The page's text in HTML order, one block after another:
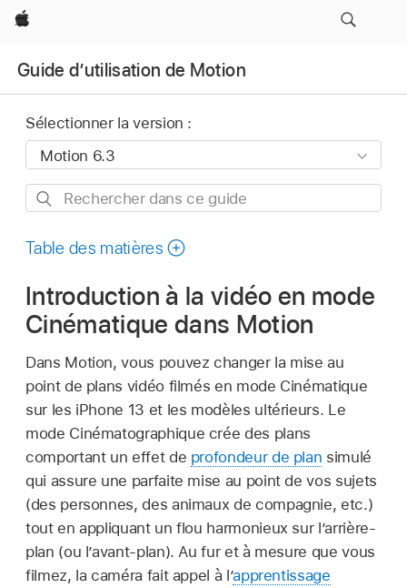
Apple
Guide d’utilisation de Motion
Sélectionner la version :
Rechercher
ce
Table des matières
Introduction à la vidéo en mode
Cinématique dans Motion
Dans Motion, vous pouvez changer la mise au
point de plans vidéo filmés en mode Cinématique
sur les iPhone 13 et les modèles ultérieurs. Le
mode Cinématographique crée des plans
comportant un effet de profondeur de plan simulé
qui assure une parfaite mise au point de vos sujets
(des personnes, des animaux de compagnie, etc.)
tout en appliquant un flou harmonieux sur l’arrière-
plan (ou l’avant-plan). Au fur et à mesure que vous
filmez, la caméra fait appel à l’apprentissage